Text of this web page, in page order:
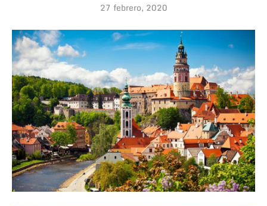
27 febrero, 2020